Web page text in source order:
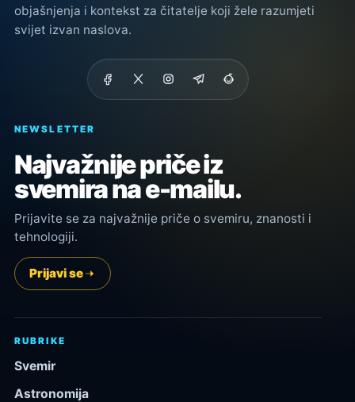
objašnjenja i kontekst za čitatelje koji žele razumjeti
svijet izvan naslova.
NEWSLETTER
Najvažnije priče iz
svemira na e-mailu.
Prijavite se za najvažnije priče o svemiru, znanosti i
tehnologiji.
Prijavi se
RUBRIKE
Svemir
Astronomija